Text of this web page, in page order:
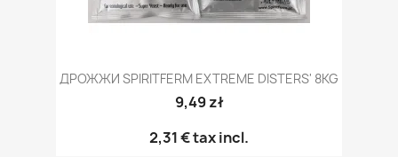
ДРОЖЖИ SPIRITFERM EXTREME DISTERS' 8KG
9,49 zł
2,31 €tax incl.